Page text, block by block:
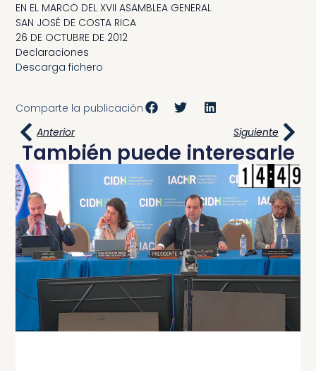
EN EL MARCO DEL XVII ASAMBLEA GENERAL
SAN JOSÉ DE COSTA RICA
26 DE OCTUBRE DE 2012
Declaraciones
Descarga fichero
Comparte la publicación
Anterior
Siguiente
También puede interesarle